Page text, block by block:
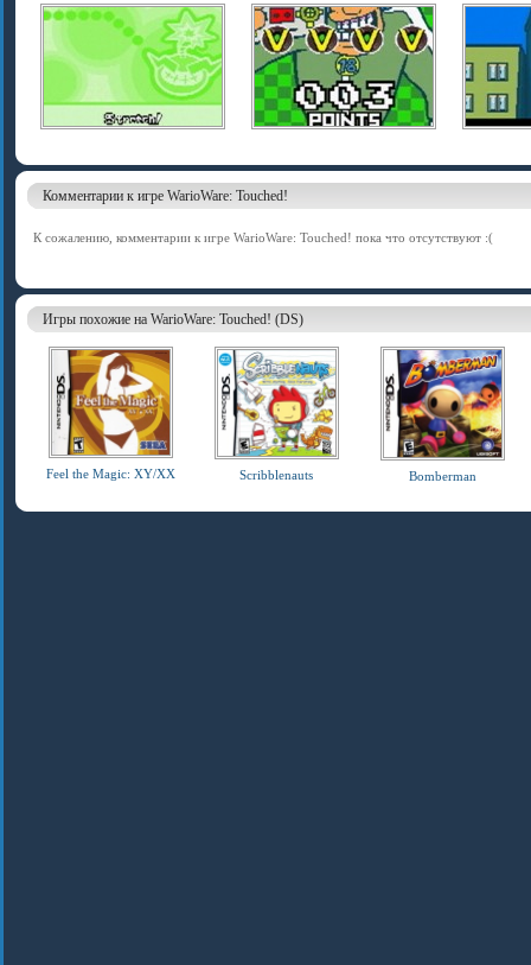
Комментарии к игре WarioWare: Touched!
К сожалению, комментарии к игре WarioWare: Touched! пока что отсутствуют :(
Игры похожие на WarioWare: Touched! (DS)
Feel the Magic: XY/XX Scribblenauts Bomberman